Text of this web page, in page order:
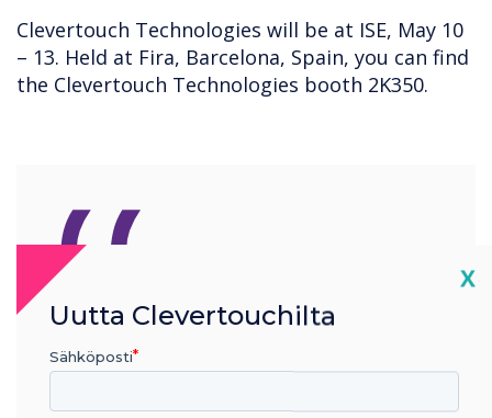
Clevertouch Technologies will be at ISE, May 10
– 13. Held at Fira, Barcelona, Spain, you can find
the Clevertouch Technologies booth 2K350.
“
Your setup, the way you
want it, using whatever apps
X
Uutta Clevertouchilta
Sähköposti